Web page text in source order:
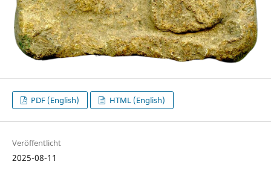
PDF (English) HTML (English)
Veröffentlicht
2025-08-11